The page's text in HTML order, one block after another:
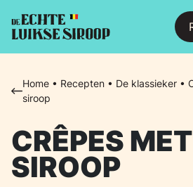
Home • Recepten • De klassieker •
siroop
CRÊPES
SIROOP